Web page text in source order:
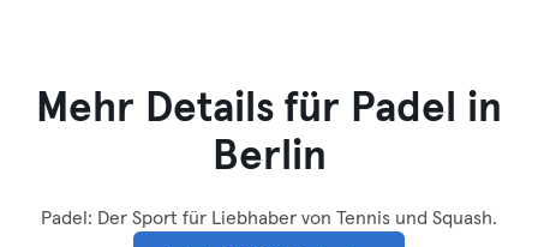
Mehr Details für Padel in
Berlin
Padel: Der Sport für Liebhaber von Tennis und Squash.